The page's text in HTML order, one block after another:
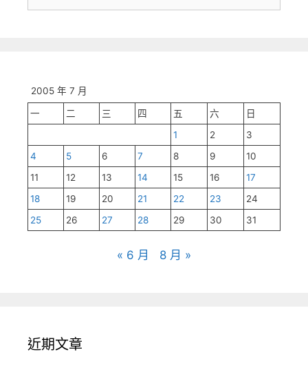
尋:
2005 年 7 月
一 二 三 四 五 六
日
1
2
3
4
5 6 7 8 9
10
11
12 13 14 15 16
17
18
19 20 21 22 23
24
25
26 27 28 29 30 31
« 6 月 8 月 »
近期文章